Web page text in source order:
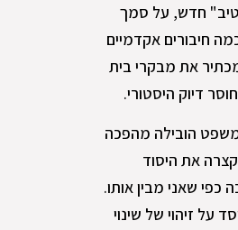
חדש, על סמך
חיבורים אקדמיים
מכתיר את מבקרי בית
דיוק היסטורי.
הובילה מהפכה
את היסוד
שאני מבין אותו.
על זיהוי של שינוי